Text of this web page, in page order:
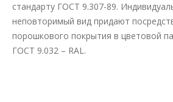
стандарту ГОСТ 9.307-89.
неповторимый вид придают
порошкового покрытия в цветовой
ГОСТ 9.032 – RAL.